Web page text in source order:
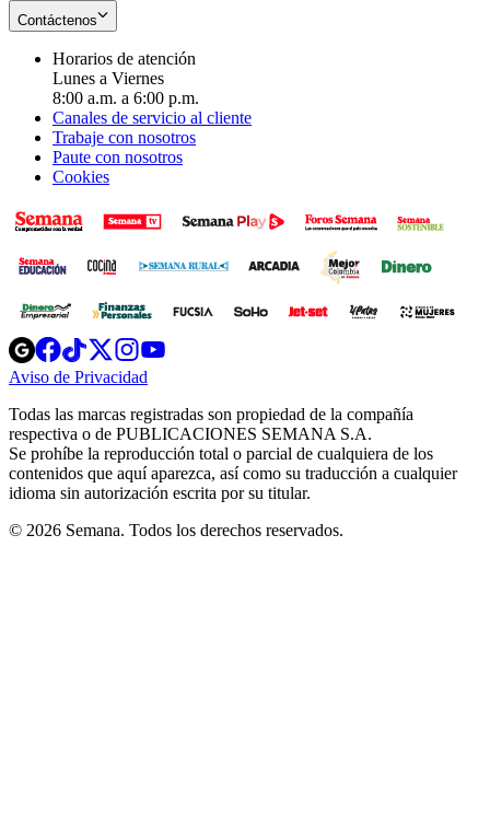
Contáctenos
Horarios de atención
Lunes a Viernes
8:00 a.m. a 6:00 p.m.
Canales de servicio al cliente
Trabaje con nosotros
Paute con nosotros
Cookies
Opens
in
new
Opens
in
new
Opens
in
new
window
Opens
new
windowwindow
Aviso de Privacidad
new
window
Todas las marcas registradas son propiedad de la compañía
respectiva o de PUBLICACIONES SEMANA S.A.
Se prohíbe la reproducción total o parcial de cualquiera de los
contenidos que aquí aparezca, así como su traducción a cualquier
idioma sin autorización escrita por su titular.
© 2026 Semana. Todos los derechos reservados.